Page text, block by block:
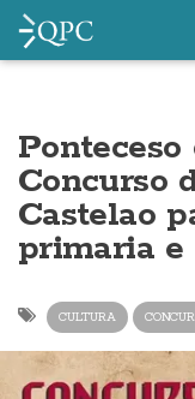
Concurso
Castelao
primaria e
CULTURA